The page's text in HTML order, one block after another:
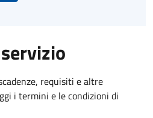
requisiti e altre
i termini e le condizioni di